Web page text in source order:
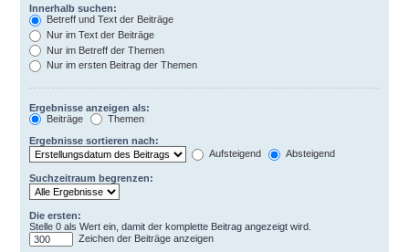
Innerhalb suchen:
Betreff und Text der Beiträge
Nur im Text der Beiträge
Nur im Betreff der Themen
Nur im ersten Beitrag der Themen
Ergebnisse anzeigen als:
Beiträge
Themen
Ergebnisse sortieren nach:
Aufsteigend
Absteigend
Suchzeitraum begrenzen:
Die ersten:
Stelle 0 als Wert ein, damit der komplette Beitrag angezeigt wird.
Zeichen der Beiträge anzeigen